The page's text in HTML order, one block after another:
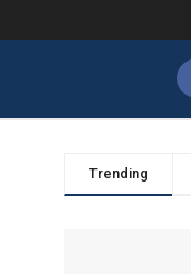
Trending